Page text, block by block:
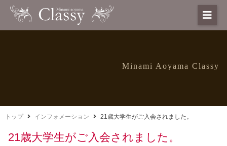
Minami Aoyama Classy
トップ インフォメーション 21歳大学生がご入会されました。
21歳大学生がご入会されました。